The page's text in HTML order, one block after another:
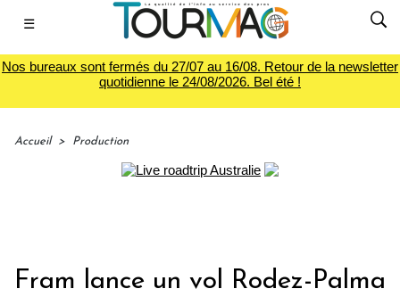
☰
Nos bureaux sont fermés du 27/07 au 16/08. Retour de la newsletter
quotidienne le 24/08/2026. Bel été !
Accueil > Production
Fram lance un vol Rodez-Palma